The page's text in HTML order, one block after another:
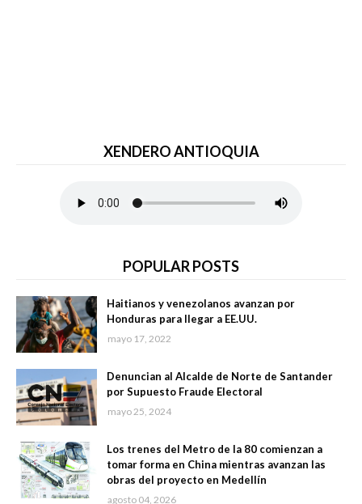
XENDERO ANTIOQUIA
POPULAR POSTS
Haitianos y venezolanos avanzan por
Honduras para llegar a EE.UU.
mayo 17, 2022
Denuncian al Alcalde de Norte de Santander
por Supuesto Fraude Electoral
mayo 25, 2024
Los trenes del Metro de la 80 comienzan a
tomar forma en China mientras avanzan las
obras del proyecto en Medellín
agosto 04, 2026